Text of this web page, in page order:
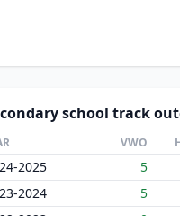
school track
VWO
2025 5
2024
5